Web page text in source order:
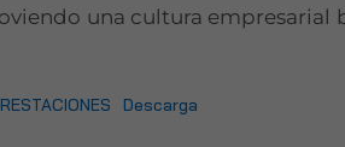
una cultura empresarial
Descarga